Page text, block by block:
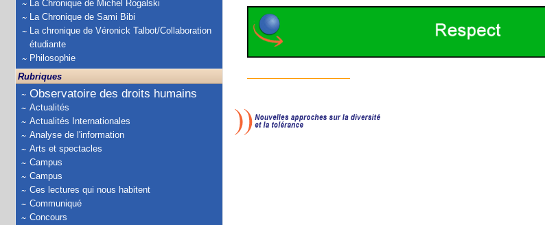
La Chronique de Michel Rogalski
La Chronique de Sami Bibi
La chronique de Véronick Talbot/Collaboration
étudiante
Philosophie
Rubriques
Observatoire des droits humains
Actualités
Actualités Internationales
Analyse de l'information
Arts et spectacles
Campus
Campus
Ces lectures qui nous habitent
Communiqué
Concours